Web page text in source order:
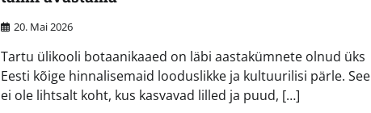
20. Mai 2026
Tartu ülikooli botaanikaaed on läbi aastakümnete olnud üks
Eesti kõige hinnalisemaid looduslikke ja kultuurilisi pärle. See
ei ole lihtsalt koht, kus kasvavad lilled ja puud, […]